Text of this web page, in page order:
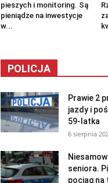
pieszych i monitoring. Są
pieniądze na inwestycje
w...
POLICJA
Prawie 2
jazdy i
59-latka
6 sierpnia
seniora.
pociąg na